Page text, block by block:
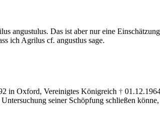
angustulus. Das ist aber nur eine
ich Agrilus cf. angustlus sage.
in Oxford, Vereinigtes Königreich †
seiner Schöpfung schließen